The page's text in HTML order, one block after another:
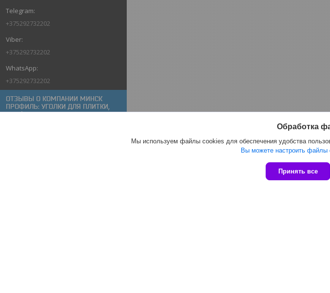
+375292732202
+375292732202
+375292732202
ОТЗЫВЫ О КОМПАНИИ МИНСК
ПРОФИЛЬ: УГОЛКИ ДЛЯ ПЛИТКИ,
ПРОФИЛИ ДЛЯ ПЛИТКИ,
Обработка
Мы используем файлы cookies для обеспечения удобства
Вы можете настроить файлы
Принять все